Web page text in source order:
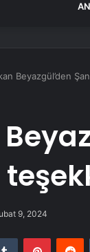
Beyazgül’den
9, 2024
Tumblr Pinterest